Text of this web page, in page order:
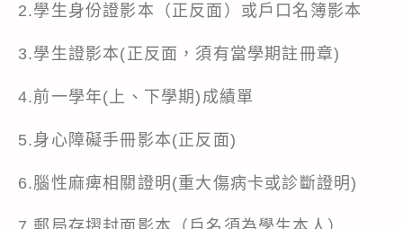
2.學生身份證影本（正反面）或戶口名簿影本
3.學生證影本(正反面，須有當學期註冊章)
4.前一學年(上、下學期)成績單
5.身心障礙手冊影本(正反面)
6.腦性麻痺相關證明(重大傷病卡或診斷證明)